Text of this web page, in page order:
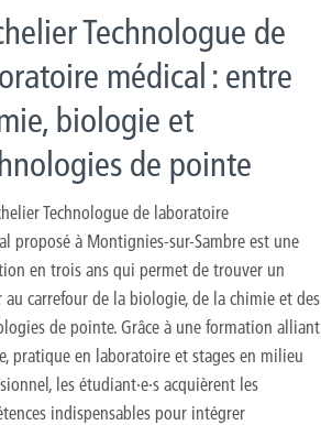
Technologue de
médical : entre
biologie et
de pointe
Technologue de laboratoire
proposé à Montignies-sur-Sambre est une
en trois ans qui permet de trouver un
au carrefour de la biologie, de la chimie et des
de pointe. Grâce à une formation alliant
pratique en laboratoire et stages en milieu
les étudiant·e·s acquièrent les
indispensables pour intégrer